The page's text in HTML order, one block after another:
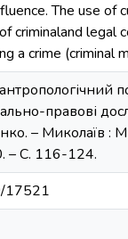
The use
criminaland
a crime (criminal
правові
– Миколаїв :
– С. 116-124.
17521